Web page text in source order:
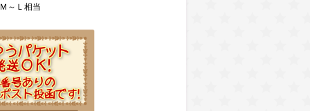
～Ｌ相当